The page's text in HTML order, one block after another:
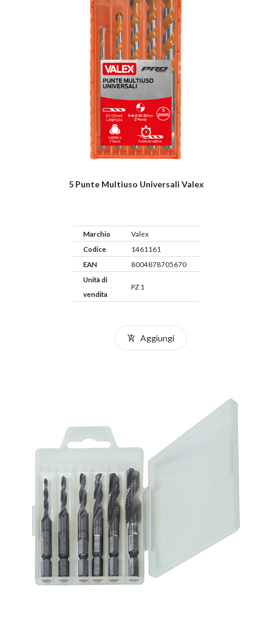
5 Punte Multiuso Universali Valex
Marchio
Valex
Codice
1461161
EAN
8004878705670
Unità di
vendita
PZ 1
Aggiungi